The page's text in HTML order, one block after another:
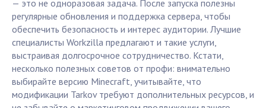
— это не одноразовая задача. После запуска полезны
регулярные обновления и поддержка сервера, чтобы
обеспечить безопасность и интерес аудитории. Лучшие
специалисты Workzilla предлагают и такие услуги,
выстраивая долгосрочное сотрудничество. Кстати,
несколько полезных советов от профи: внимательно
выбирайте версию Minecraft, учитывайте, что
модификации Tarkov требуют дополнительных ресурсов, и